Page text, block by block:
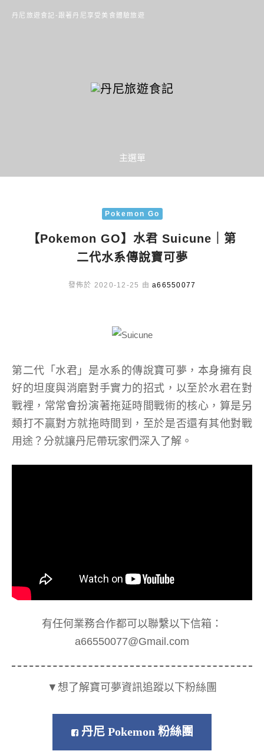
丹尼旅遊食記-跟著丹尼享受美食體驗旅遊
主選單
Pokemon Go
【Pokemon GO】水君 Suicune｜第
二代水系傳說寶可夢
發佈於 2020-12-25 由 a66550077
第二代「水君」是水系的傳說寶可夢，本身擁有良
好的坦度與消磨對手實力的招式，以至於水君在對
戰裡，常常會扮演著拖延時間戰術的核心，算是另
類打不贏對方就拖時間到，至於是否還有其他對戰
用途？分就讓丹尼帶玩家們深入了解。
有任何業務合作都可以聯繫以下信箱：
a66550077@Gmail.com
▼想了解寶可夢資訊追蹤以下粉絲團
丹尼 Pokemon 粉絲團